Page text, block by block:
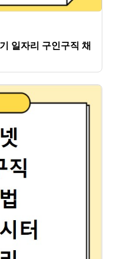
일자리 구인구직 채